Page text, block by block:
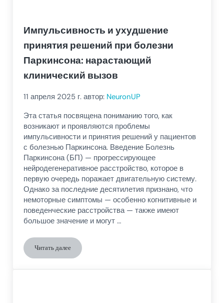
Импульсивность и ухудшение
принятия решений при болезни
Паркинсона: нарастающий
клинический вызов
11 апреля 2025 г. автор: NeuronUP
Эта статья посвящена пониманию того, как
возникают и проявляются проблемы
импульсивности и принятия решений у пациентов
с болезнью Паркинсона. Введение Болезнь
Паркинсона (БП) — прогрессирующее
нейродегенеративное расстройство, которое в
первую очередь поражает двигательную систему.
Однако за последние десятилетия признано, что
немоторные симптомы — особенно когнитивные и
поведенческие расстройства — также имеют
большое значение и могут …
Читать далееИмпульсивность и ухудшение принятия решений при